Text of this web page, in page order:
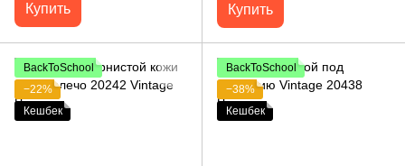
Купить Купить
BackToSchool
−22%
Кешбек
BackToSchool
−38%
Кешбек